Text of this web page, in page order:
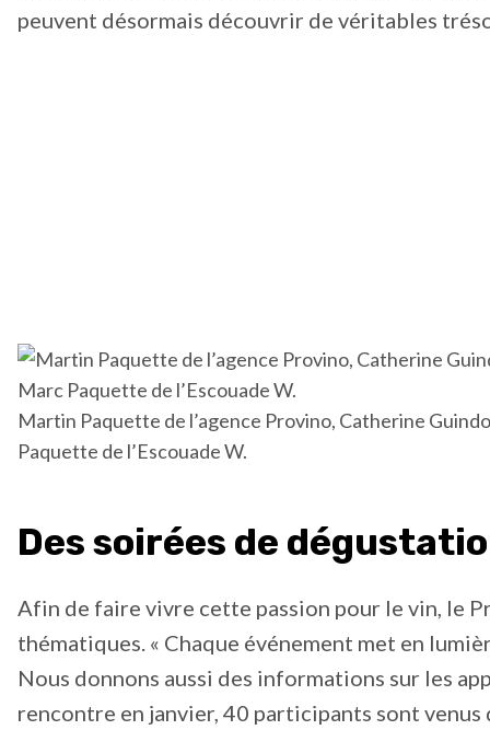
peuvent désormais découvrir de véritables
Martin Paquette de l’agence Provino, Catherine
Paquette de l’Escouade W.
Des soirées de
Afin de faire vivre cette passion pour le vin, le
thématiques. « Chaque événement met en
Nous donnons aussi des informations sur les
rencontre en janvier, 40 participants sont venus